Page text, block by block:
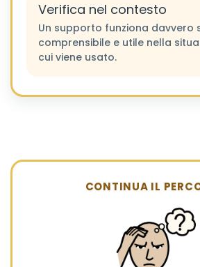
Verifica nel contesto
Un supporto funziona davvero
comprensibile e utile nella
cui viene usato.
CONTINUA IL